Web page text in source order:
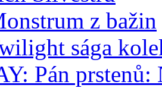
z bažin
sága
Pán prstenů: